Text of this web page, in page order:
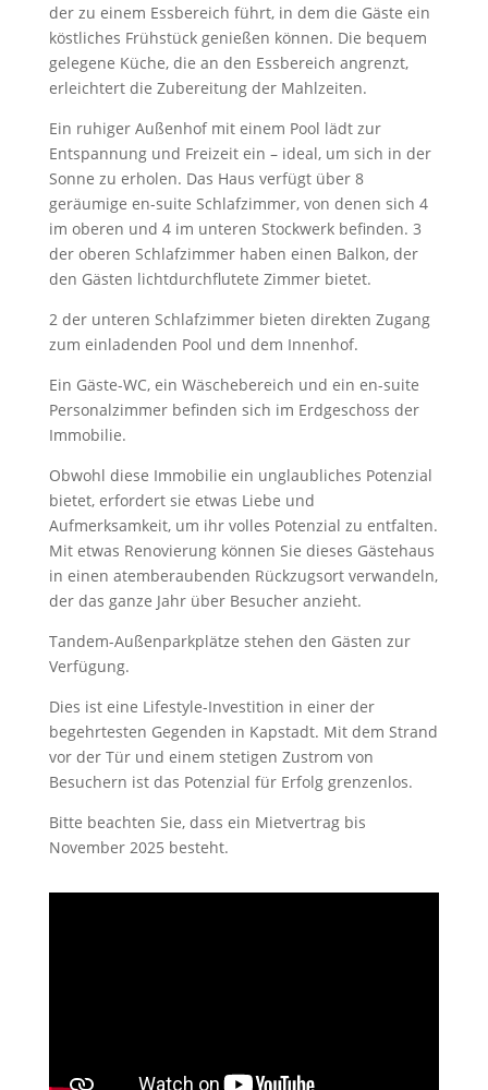
der zu einem Essbereich führt, in dem die Gäste ein
köstliches Frühstück genießen können. Die bequem
gelegene Küche, die an den Essbereich angrenzt,
erleichtert die Zubereitung der Mahlzeiten.
Ein ruhiger Außenhof mit einem Pool lädt zur
Entspannung und Freizeit ein – ideal, um sich in der
Sonne zu erholen. Das Haus verfügt über 8
geräumige en-suite Schlafzimmer, von denen sich 4
im oberen und 4 im unteren Stockwerk befinden. 3
der oberen Schlafzimmer haben einen Balkon, der
den Gästen lichtdurchflutete Zimmer bietet.
2 der unteren Schlafzimmer bieten direkten Zugang
zum einladenden Pool und dem Innenhof.
Ein Gäste-WC, ein Wäschebereich und ein en-suite
Personalzimmer befinden sich im Erdgeschoss der
Immobilie.
Obwohl diese Immobilie ein unglaubliches Potenzial
bietet, erfordert sie etwas Liebe und
Aufmerksamkeit, um ihr volles Potenzial zu entfalten.
Mit etwas Renovierung können Sie dieses Gästehaus
in einen atemberaubenden Rückzugsort verwandeln,
der das ganze Jahr über Besucher anzieht.
Tandem-Außenparkplätze stehen den Gästen zur
Verfügung.
Dies ist eine Lifestyle-Investition in einer der
begehrtesten Gegenden in Kapstadt. Mit dem Strand
vor der Tür und einem stetigen Zustrom von
Besuchern ist das Potenzial für Erfolg grenzenlos.
Bitte beachten Sie, dass ein Mietvertrag bis
November 2025 besteht.